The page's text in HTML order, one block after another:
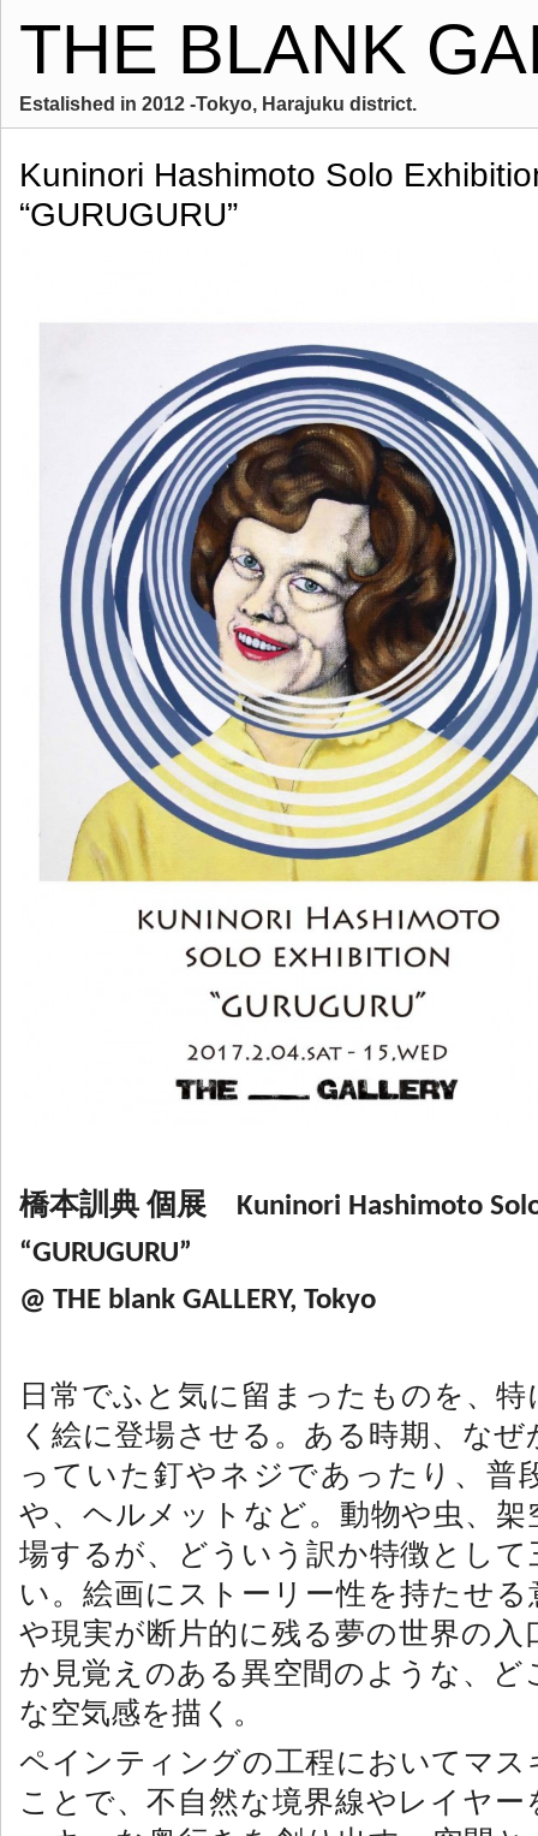
THE BLANK
Estalished in 2012 -Tokyo, Harajuku district.
Kuninori Hashimoto Solo
“GURUGURU”
橋本訓典 個展 Kuninori Hashimoto
“GURUGURU”
@ THE blank GALLERY, Tokyo
日常でふと気に留まったものを、
く絵に登場させる。ある時期、な
っていた釘やネジであったり、普
や、ヘルメットなど。動物や虫、架
場するが、どういう訳か特徴として
い。絵画にストーリー性を持たせ
や現実が断片的に残る夢の世界の入
か見覚えのある異空間のような、ど
な空気感を描く。
ペインティングの工程においてマス
ことで、不自然な境界線やレイヤ